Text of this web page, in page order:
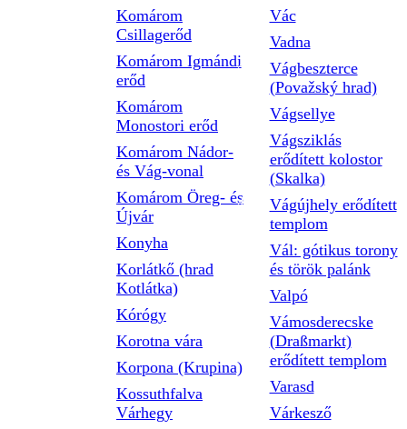
Komárom
Csillagerőd
Komárom Igmándi
erőd
Komárom
Monostori erőd
Komárom Nádor-
és Vág-vonal
Komárom Öreg- és
Újvár
Konyha
Korlátkő (hrad
Kotlátka)
Kórógy
Korotna vára
Korpona (Krupina)
Kossuthfalva
Várhegy
Vác
Vadna
Vágbeszterce
(Považský hrad)
Vágsellye
Vágsziklás
erődített kolostor
(Skalka)
Vágújhely erődített
templom
Vál: gótikus torony
és török palánk
Valpó
Vámosderecske
(Draßmarkt)
erődített templom
Varasd
Várkesző